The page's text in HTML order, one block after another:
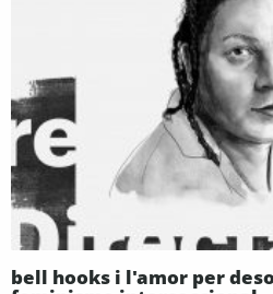
bell hooks i l'amor per